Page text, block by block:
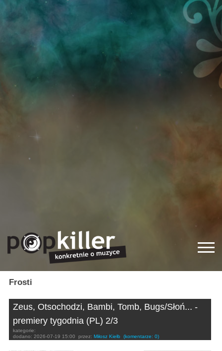
Frosti
Zeus, Otsochodzi, Bambi, Tomb, Bugs/Słoń... -
premiery tygodnia (PL) 2/3
kategorie:
dodano: 2026-07-19 15:00 przez: Miłosz Kiełb (komentarze: 0)